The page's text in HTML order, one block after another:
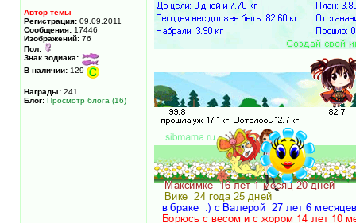
Автор темы
Регистрация: 09.09.2011
Сообщения: 17446
Изображений: 76
Пол:
Знак зодиака:
В наличии: 129
Награды: 241
Блог: Просмотр блога (16)